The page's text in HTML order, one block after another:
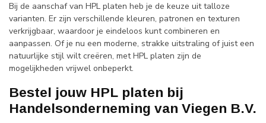
Bij de aanschaf van HPL platen heb je de keuze uit talloze
varianten. Er zijn verschillende kleuren, patronen en texturen
verkrijgbaar, waardoor je eindeloos kunt combineren en
aanpassen. Of je nu een moderne, strakke uitstraling of juist een
natuurlijke stijl wilt creëren, met HPL platen zijn de
mogelijkheden vrijwel onbeperkt.
Bestel jouw HPL platen bij
Handelsonderneming van Viegen B.V.